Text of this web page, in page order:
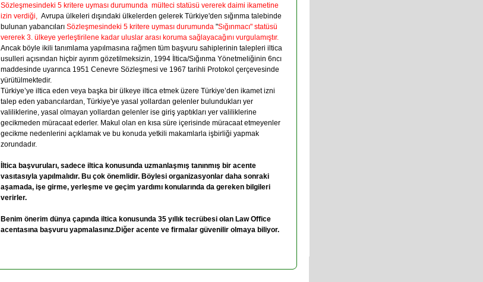
Sözleşmesindeki 5 kritere uyması durumunda mülteci statüsü vererek daimi ikametine
izin verdiği, Avrupa ülkeleri dışındaki ülkelerden gelerek Türkiye'den sığınma talebinde
bulunan yabancıları Sözleşmesindeki 5 kritere uyması durumunda"Sığınmacı" statüsü
vererek 3. ülkeye yerleştirilene kadar uluslar arası koruma sağlayacağını vurgulamıştır.
Ancak böyle ikili tanımlama yapılmasına rağmen tüm başvuru sahiplerinin talepleri iltica
usulleri açısından hiçbir ayırım gözetilmeksizin, 1994 İltica/Sığınma Yönetmeliğinin 6ncı
maddesinde uyarınca 1951 Cenevre Sözleşmesi ve 1967 tarihli Protokol çerçevesinde
yürütülmektedir.
Türkiye’ye iltica eden veya başka bir ülkeye iltica etmek üzere Türkiye’den ikamet izni
talep eden yabancılardan, Türkiye'ye yasal yollardan gelenler bulundukları yer
valiliklerine, yasal olmayan yollardan gelenler ise giriş yaptıkları yer valiliklerine
gecikmeden müracaat ederler. Makul olan en kısa süre içerisinde müracaat etmeyenler
gecikme nedenlerini açıklamak ve bu konuda yetkili makamlarla işbirliği yapmak
zorundadır.
İltica başvuruları, sadece iltica konusunda uzmanlaşmış tanınmış bir acente
vasıtasıyla yapılmalıdır. Bu çok önemlidir. Böylesi organizasyonlar daha sonraki
aşamada, işe girme, yerleşme ve geçim yardımı konularında da gereken bilgileri
verirler.
Benim önerim dünya çapında iltica konusunda 35 yıllık tecrübesi olan Law Office
acentasına başvuru yapmalasınız.Diğer acente ve firmalar güvenilir olmaya biliyor.